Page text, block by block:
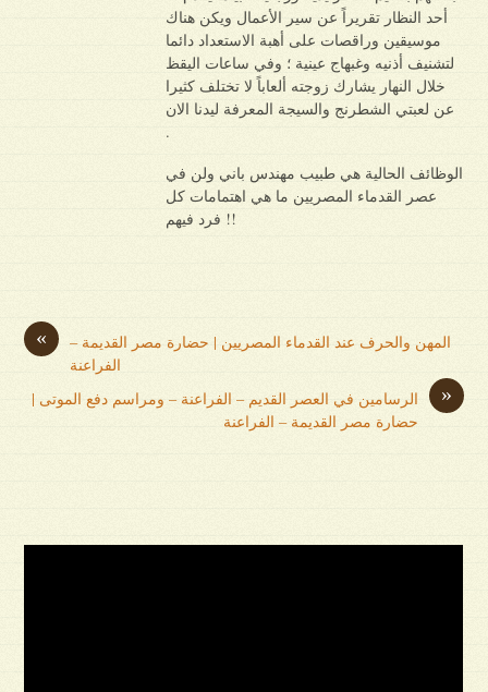
أحد النظار تقريراً عن سير الأعمال ويكن هناك
موسيقين وراقصات على أهبة الاستعداد دائما
لتشنيف أذنيه وغبهاج عينية ؛ وفي ساعات اليقظ
خلال النهار يشارك زوجته ألعاباً لا تختلف كثيرا
عن لعبتي الشطرنج والسيجة المعرفة ليدنا الان
.
الوظائف الحالية هي طبيب مهندس باني ولن في
عصر القدماء المصريين ما هي اهتمامات كل
فرد فيهم !!
«
المهن والحرف عند القدماء المصريين | حضارة مصر القديمة –
الفراعنة
»
الرسامين في العصر القديم – الفراعنة – ومراسم دفع الموتى |
حضارة مصر القديمة – الفراعنة